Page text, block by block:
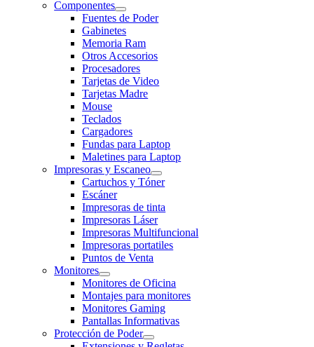
Componentes
Fuentes de Poder
Gabinetes
Memoria Ram
Otros Accesorios
Procesadores
Tarjetas de Video
Tarjetas Madre
Mouse
Teclados
Cargadores
Fundas para Laptop
Maletines para Laptop
Impresoras y Escaneo
Cartuchos y Tóner
Escáner
Impresoras de tinta
Impresoras Láser
Impresoras Multifuncional
Impresoras portatiles
Puntos de Venta
Monitores
Monitores de Oficina
Montajes para monitores
Monitores Gaming
Pantallas Informativas
Protección de Poder